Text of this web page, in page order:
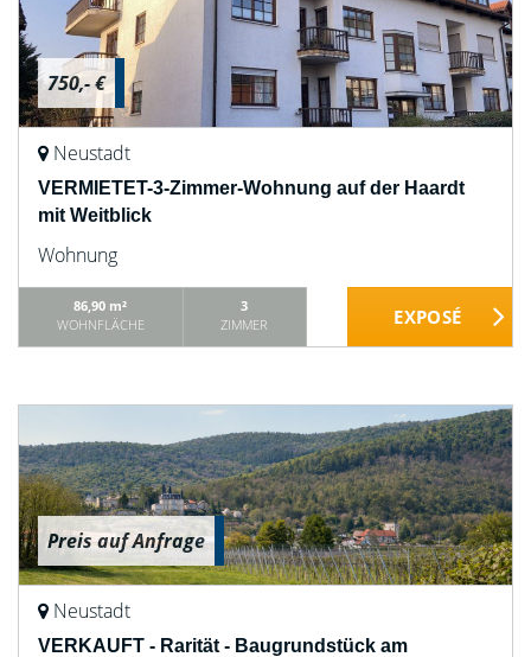
750,- €
Neustadt
VERMIETET-3-Zimmer-Wohnung auf der Haardt
mit Weitblick
Wohnung
86,90 m²
WOHNFLÄCHE
3
ZIMMER
Preis auf Anfrage
Neustadt
VERKAUFT - Rarität - Baugrundstück am